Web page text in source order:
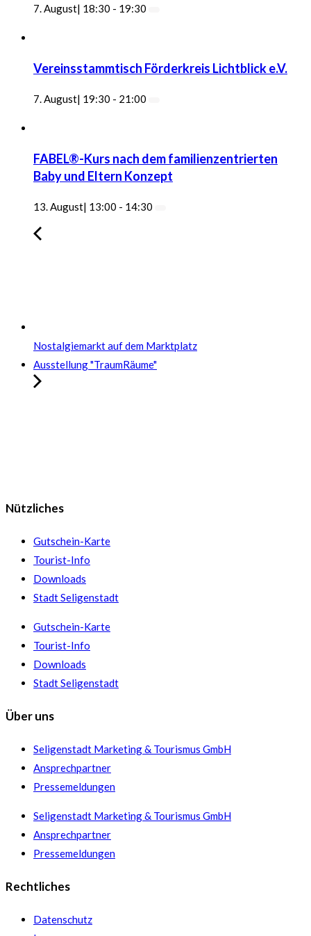
7. August| 18:30 - 19:30
Vereinsstammtisch Förderkreis Lichtblick e.V.
7. August| 19:30 - 21:00
FABEL®-Kurs nach dem familienzentrierten
Baby und Eltern Konzept
13. August| 13:00 - 14:30
Nostalgiemarkt auf dem Marktplatz
Ausstellung "TraumRäume"
Nützliches
Gutschein-Karte
Tourist-Info
Downloads
Stadt Seligenstadt
Gutschein-Karte
Tourist-Info
Downloads
Stadt Seligenstadt
Über uns
Seligenstadt Marketing & Tourismus GmbH
Ansprechpartner
Pressemeldungen
Seligenstadt Marketing & Tourismus GmbH
Ansprechpartner
Pressemeldungen
Rechtliches
Datenschutz